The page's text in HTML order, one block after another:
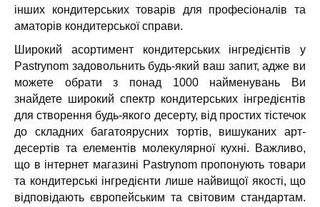
інших кондитерських товарів для професіоналів та
аматорів кондитерської справи.
Широкий асортимент кондитерських інгредієнтів у
Pastrynom задовольнить будь-який ваш запит, адже ви
можете обрати з понад 1000 найменувань Ви
знайдете широкий спектр кондитерських інгредієнтів
для створення будь-якого десерту, від простих тістечок
до складних багатоярусних тортів, вишуканих арт-
десертів та елементів молекулярної кухні. Важливо,
що в інтернет магазині Pastrynom пропонують товари
та кондитерські інгредієнти лише найвищої якості, що
відповідають європейським та світовим стандартам.